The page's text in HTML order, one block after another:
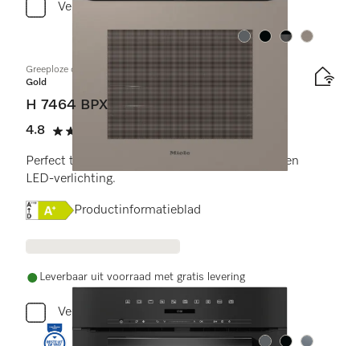
Vergelijken
Kleur:Kleur:Kleur:Kleur:
Greeploze oven
Gold
H 7464 BPX
4.8
4.8 sterren op 5
(4 beoordelingen)
Perfect te combineren design met bratometer en
LED-verlichting.
Online Label Flag, Energielabel
Productinformatieblad
Leverbaar uit voorraad met gratis levering
Vergelijken